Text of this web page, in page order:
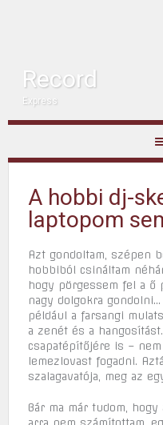
Record
Express
A hobbi dj-
laptopom
Azt gondoltam, szépen
hobbiból csináltam
hogy pörgessem fel a ő
nagy dolgokra
például a farsangi
a zenét és a
csapatépítőjére is –
lemezlovast fogadni.
szalagavatója, meg az
Bár ma már tudom,
arra nem számítottam,